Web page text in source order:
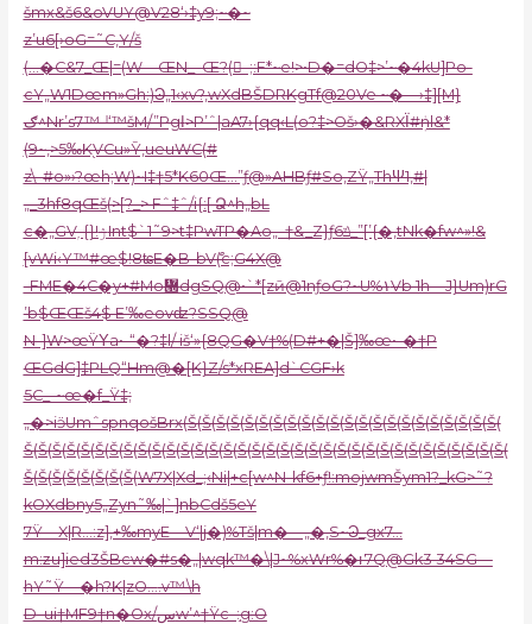
šmx&š6&oVUY@V28‘›‡y9;~�~
z’u6[›oG=˜C,Ұ/š
(…�C&7_Œ|=(W—ŒN_–Œ?(–;:F*~e!>•D�=dO‡>’~�4kU]Po-
cY„W1Dœm»Gh:)Ͽ„1‹xv?,wXdBŠDRKgTf@20Ve ~�—›‡][M}
ګ^Nr’s7™-ˡ‘™šM/”Pgا>P’ˆ|aA7›{qq‹L(o?‡>Oš›�&RXΪ#ܲnl&*
(9~,>5‰K֭VCu»Ȳ,ueuWC(#
z\–#o»›?œh;W)~I‡†5*K60Œ…”ƒ@»AHBƒ#So‚ZŸ„ThΨ1‚#|
„_3hf8qŒš(>[?_> Fˆ‡ˆ/i{:[ Ձ^h„bL
c�„GVۭ-{}!ۯInt$`1˜9>t‡PwTP�Ao„–†&_Z}ƒݿ6_”[’{�‚tNk�fw^»!&
[vWi‹Y™#œ$!8ʨE�B-bVް(c;G4X@
-FME�4C�y+#Mo᝭dgSQ@•`*[zӣ@1nƒoG?~U%١Vb 1h—J}Um)rG
’b$ŒŒš4$ E’‰eovʣ?SSQ@
N-]W>œŸΥa•-“�?‡l/ iš‘»{8QG�V†%(D#+�|Š]‰œ•-�†P
ŒGdG]‡PLQ“Hm@�[K}Z/s*xREA]d`CGF›k
5C_-~œ�f_Ÿ‡;
„�>iӭUmˆspnqošBrx(Š(Š(Š(Š(Š(Š(Š(Š(Š(Š(Š(Š(Š(Š(Š(Š(Š(Š(Š(Š(Š(Š(
Š(Š(Š(Š(Š(Š(Š(Š(Š(Š(Š(Š(Š(Š(Š(Š(Š(Š(Š(Š(Š(Š(Š(Š(Š(Š(Š(Š(Š(Š(Š(Š(Š(Š(
Š(Š(Š(Š(Š(Š(Š(Š(W7X|Xd_;‹Ni|+c[w^N-kf6+ƒ!:mojwmŠym1?_kG>˜?
kOXdbny5„Zyn˜‰|`]nbCdš5eY
7Ÿ—X|R…:z]‚+‰myE—V‘|j�)%Tš|m�—„�‚S~Ͽ_gx7…
m:ᵶu]ied3ŠBcw�#s�„|wqk™�\|J~%xWr%�ͱ7Q@Gk3 34SG—
hY˜Ÿ—�h?K|zO….v™\h
D–ui†MF9†n�Ox/سw’^†Ÿc–:֣g:O